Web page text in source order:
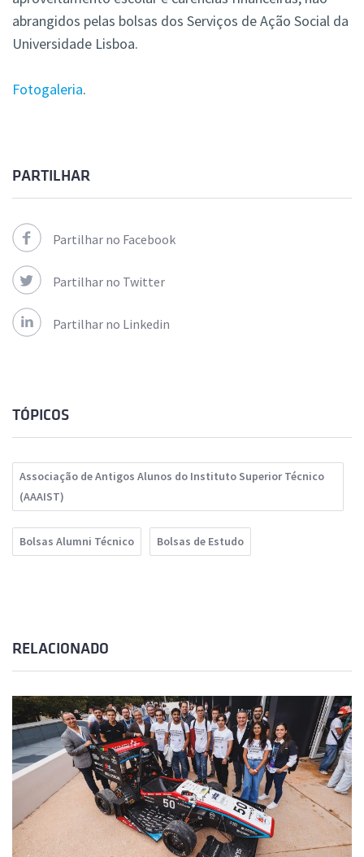
abrangidos pelas bolsas dos Serviços de Ação Social da
Universidade Lisboa.
Fotogaleria.
PARTILHAR
Partilhar no Facebook
Partilhar no Twitter
Partilhar no Linkedin
TÓPICOS
Associação de Antigos Alunos do Instituto Superior Técnico
(AAAIST)
Bolsas Alumni Técnico Bolsas de Estudo
RELACIONADO